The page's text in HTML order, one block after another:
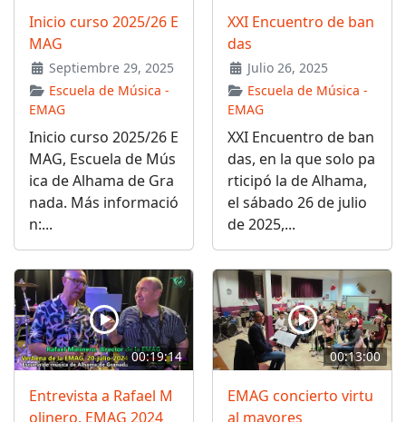
Inicio curso 2025/26 E
MAG
Septiembre 29, 2025
Escuela de Música -
EMAG
Inicio curso 2025/26 E
MAG, Escuela de Mús
ica de Alhama de Gra
nada. Más informació
n:...
XXI Encuentro de ban
das
Julio 26, 2025
Escuela de Música -
EMAG
XXI Encuentro de ban
das, en la que solo pa
rticipó la de Alhama,
el sábado 26 de julio
de 2025,...
00:19:14
Entrevista a Rafael M
olinero, EMAG 2024
00:13:00
EMAG concierto virtu
al mayores